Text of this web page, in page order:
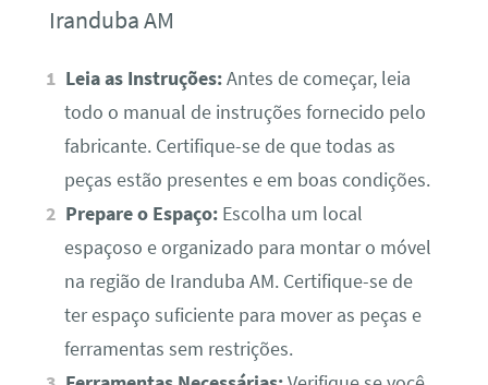
Iranduba AM
Leia as Instruções:Antes de começar, leia
todo o manual de instruções fornecido pelo
fabricante. Certifique-se de que todas as
peças estão presentes e em boas condições.
Prepare o Espaço: Escolha um local
espaçoso e organizado para montar o móvel
na região de Iranduba AM. Certifique-se de
ter espaço suficiente para mover as peças e
ferramentas sem restrições.